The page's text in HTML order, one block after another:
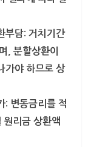
부담: 거치기간
, 분할상환이
가야 하므로 상
: 변동금리를 적
원리금 상환액